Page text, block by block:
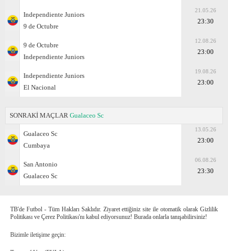
Independiente Juniors
9 de Octubre
21.05.26
23:30
9 de Octubre
Independiente Juniors
12.08.26
23:00
Independiente Juniors
El Nacional
19.08.26
23:00
SONRAKİ MAÇLAR Gualaceo Sc
Gualaceo Sc
Cumbaya
13.05.26
23:00
San Antonio
Gualaceo Sc
06.08.26
23:30
TB'de Futbol - Tüm Hakları Saklıdır. Ziyaret ettiğiniz site ile otomatik olarak Gizlilik
Politikası ve Çerez Politikası'nı kabul ediyorsunuz! Burada onlarla tanışabilirsiniz!
Bizimle iletişime geçin: